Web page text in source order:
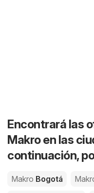
Encontrará las
Makro en las
continuación,
Makro Bogotá